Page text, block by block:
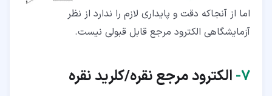
اما از آنجاکه دقت و پایداری لازم را ندارد از نظر
آزمایشگاهی الکترود مرجع قابل قبولی نیست.
۷‏- الکترود مرجع نقره/کلرید نقره